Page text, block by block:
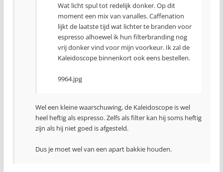
Wat licht spul tot redelijk donker. Op dit
moment een mix van vanalles. Caffenation
lijkt de laatste tijd wat lichter te branden voor
espresso alhoewel ik hun filterbranding nog
vrij donker vind voor mijn voorkeur. Ik zal de
Kaleidoscope binnenkort ook eens bestellen.
9964.jpg
Wel een kleine waarschuwing, de Kaleidoscope is wel
heel heftig als espresso. Zelfs als filter kan hij soms heftig
zijn als hij niet goed is afgesteld.
Dus je moet wel van een apart bakkie houden.